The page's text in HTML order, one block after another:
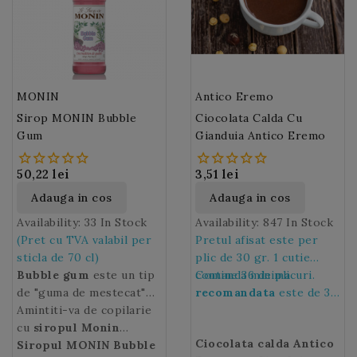
racoroasa si va va da o
stare de bine.
zambet, va va incalzi
intr-o zi racoroasa si va
va da o stare de bine.
MONIN
Sirop MONIN Bubble
Gum
50,22 lei
Adauga in cos
Availability: 33 In Stock
(Pret cu TVA valabil per
sticla de 70 cl)
Bubble gum este un tip
de "guma de mestecat"
conceputa special pentru
a putea fi umflata sub
forma de balon.
Amintiti-va de copilarie
cu siropul Monin
Bubble gumcu gust
Siropul MONIN Bubble
Antico Eremo
Ciocolata Calda Cu
Gianduia Antico Eremo
3,51 lei
Adauga in cos
Availability: 847 In Stock
Pretul afisat este per
plic de 30 gr. 1 cutie
contine 36 de plicuri.
Comanda minima
recomandata este de 36
Ciocolata calda Antico